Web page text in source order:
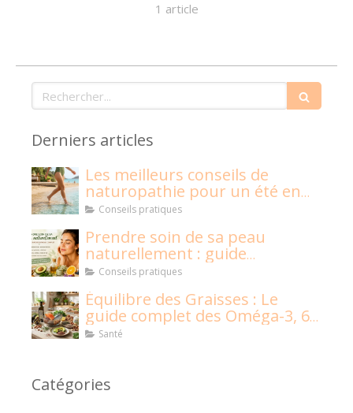
1 article
Rechercher
Derniers articles
Les meilleurs conseils de
naturopathie pour un été en
pleine santé !
Conseils pratiques
Prendre soin de sa peau
naturellement : guide
naturopathique
Conseils pratiques
Équilibre des Graisses : Le
guide complet des Oméga-3, 6,
9 et graisses saturées
Santé
Catégories